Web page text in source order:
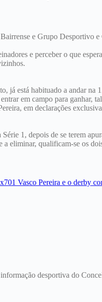
e Grupo Desportivo
e perceber o que
já está habituado a andar
em campo para ganhar,
em declarações
1, depois de se terem
a eliminar, qualificam-se os
desportiva do